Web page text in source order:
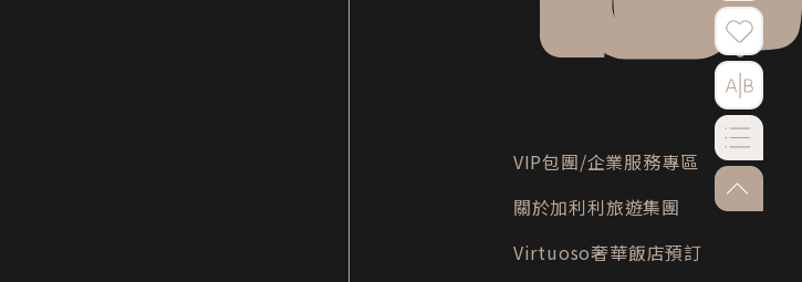
go-to-
VIP包團/企業服務專區
關於加利利旅遊集團
Virtuoso奢華飯店預訂